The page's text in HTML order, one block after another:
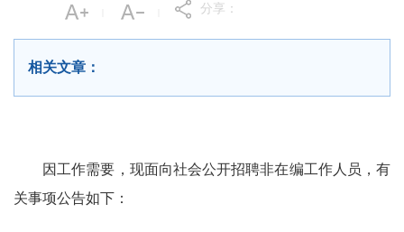
分享：
相关文章：
因工作需要，现面向社会公开招聘非在编工作人员，有
关事项公告如下：